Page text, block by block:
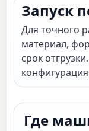
Запуск
Для точного
материал,
срок
Где